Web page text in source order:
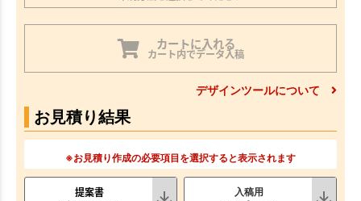
カートに入れる
カート内でデータ入稿
デザインツールについて
お見積り結果
※お見積り作成の必要項目を選択すると表示されます
提案書
入稿用